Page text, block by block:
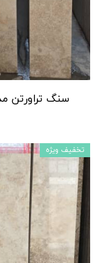
سنگ تراورتن
تخفیف ویژه